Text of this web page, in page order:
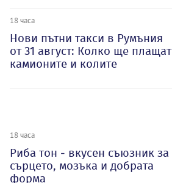
18 часа
Нови пътни такси в Румъния
от 31 август: Колко ще плащат
камионите и колите
18 часа
Риба тон - вкусен съюзник за
сърцето, мозъка и добрата
форма